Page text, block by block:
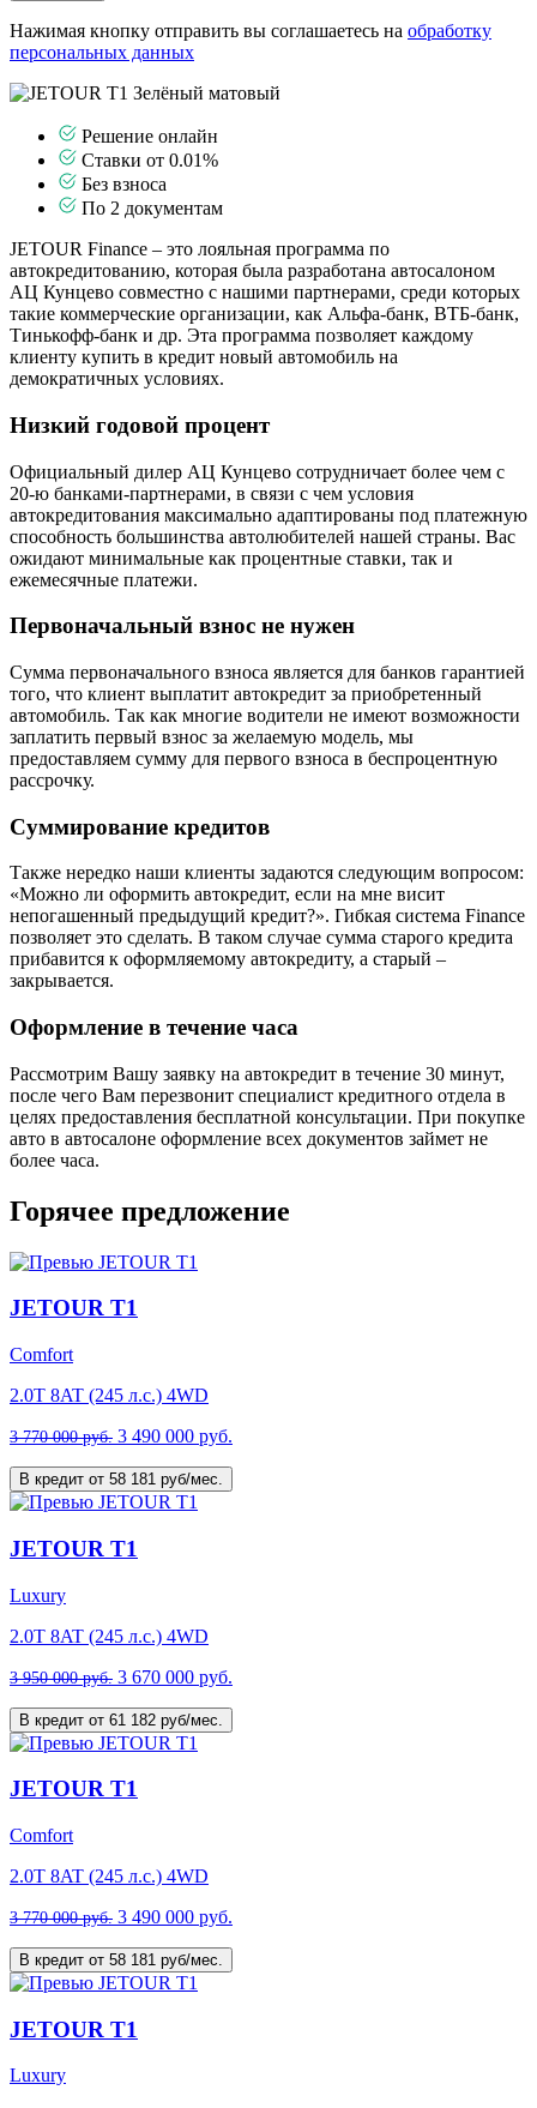
Нажимая кнопку отправить вы соглашаетесь на обработку
персональных данных
Решение онлайн
Ставки от 0.01%
Без взноса
По 2 документам
JETOUR Finance – это лояльная программа по
автокредитованию, которая была разработана автосалоном
АЦ Кунцево совместно с нашими партнерами, среди которых
такие коммерческие организации, как Альфа-банк, ВТБ-банк,
Тинькофф-банк и др. Эта программа позволяет каждому
клиенту купить в кредит новый автомобиль на
демократичных условиях.
Низкий годовой процент
Официальный дилер АЦ Кунцево сотрудничает более чем с
20-ю банками-партнерами, в связи с чем условия
автокредитования максимально адаптированы под платежную
способность большинства автолюбителей нашей страны. Вас
ожидают минимальные как процентные ставки, так и
ежемесячные платежи.
Первоначальный взнос не нужен
Сумма первоначального взноса является для банков гарантией
того, что клиент выплатит автокредит за приобретенный
автомобиль. Так как многие водители не имеют возможности
заплатить первый взнос за желаемую модель, мы
предоставляем сумму для первого взноса в беспроцентную
рассрочку.
Суммирование кредитов
Также нередко наши клиенты задаются следующим вопросом:
«Можно ли оформить автокредит, если на мне висит
непогашенный предыдущий кредит?». Гибкая система Finance
позволяет это сделать. В таком случае сумма старого кредита
прибавится к оформляемому автокредиту, а старый –
закрывается.
Оформление в течение часа
Рассмотрим Вашу заявку на автокредит в течение 30 минут,
после чего Вам перезвонит специалист кредитного отдела в
целях предоставления бесплатной консультации. При покупке
авто в автосалоне оформление всех документов займет не
более часа.
Горячее предложение
JETOUR T1
Comfort
2.0T 8AT (245 л.с.) 4WD
3 770 000 руб. 3 490 000 руб.
В кредит от 58 181 руб/мес.
JETOUR T1
Luxury
2.0T 8AT (245 л.с.) 4WD
3 950 000 руб. 3 670 000 руб.
В кредит от 61 182 руб/мес.
JETOUR T1
Comfort
2.0T 8AT (245 л.с.) 4WD
3 770 000 руб. 3 490 000 руб.
В кредит от 58 181 руб/мес.
JETOUR T1
Luxury